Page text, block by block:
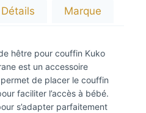
Détails Marque
hêtre pour couffin Kuko
est un accessoire
de placer le couffin
faciliter l’accès à bébé.
s’adapter parfaitement